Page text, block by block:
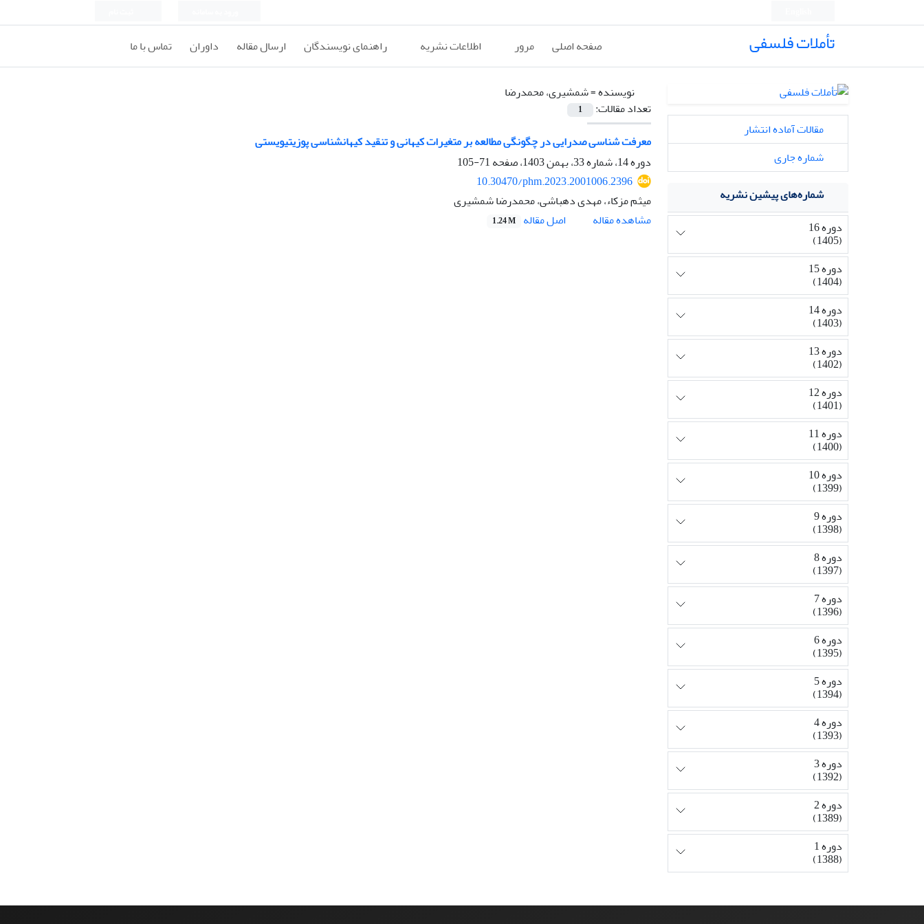
تأملات فلسفی صفحه اصلی مرور اطلاعات نشریه راهنمای نویسندگان ارسال مقاله داوران تماس با ما
نویسنده =شمشیری، محمدرضا
تعداد مقالات:
1
معرفت شناسی صدرایی در چگونگی مطالعه بر متغیرات کیهانی و تنقید کیهانشناسی پوزیتیویستی
دوره 14، شماره 33، بهمن 1403، صفحه
71-105
10.30470/phm.2023.2001006.2396
میثم مزکاء، مهدی دهباشی، محمدرضا شمشیری
مشاهده مقاله
اصل مقاله 1.24 M
مقالات آماده انتشار
شماره جاری
شماره‌های پیشین نشریه
دوره 16
(1405)
دوره 15
(1404)
دوره 14
(1403)
دوره 13
(1402)
دوره 12
(1401)
دوره 11
(1400)
دوره 10
(1399)
دوره 9
(1398)
دوره 8
(1397)
دوره 7
(1396)
دوره 6
(1395)
دوره 5
(1394)
دوره 4
(1393)
دوره 3
(1392)
دوره 2
(1389)
دوره 1
(1388)